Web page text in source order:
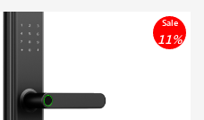
Sale
11%